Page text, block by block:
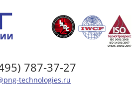
787-37-27
technologies.ru